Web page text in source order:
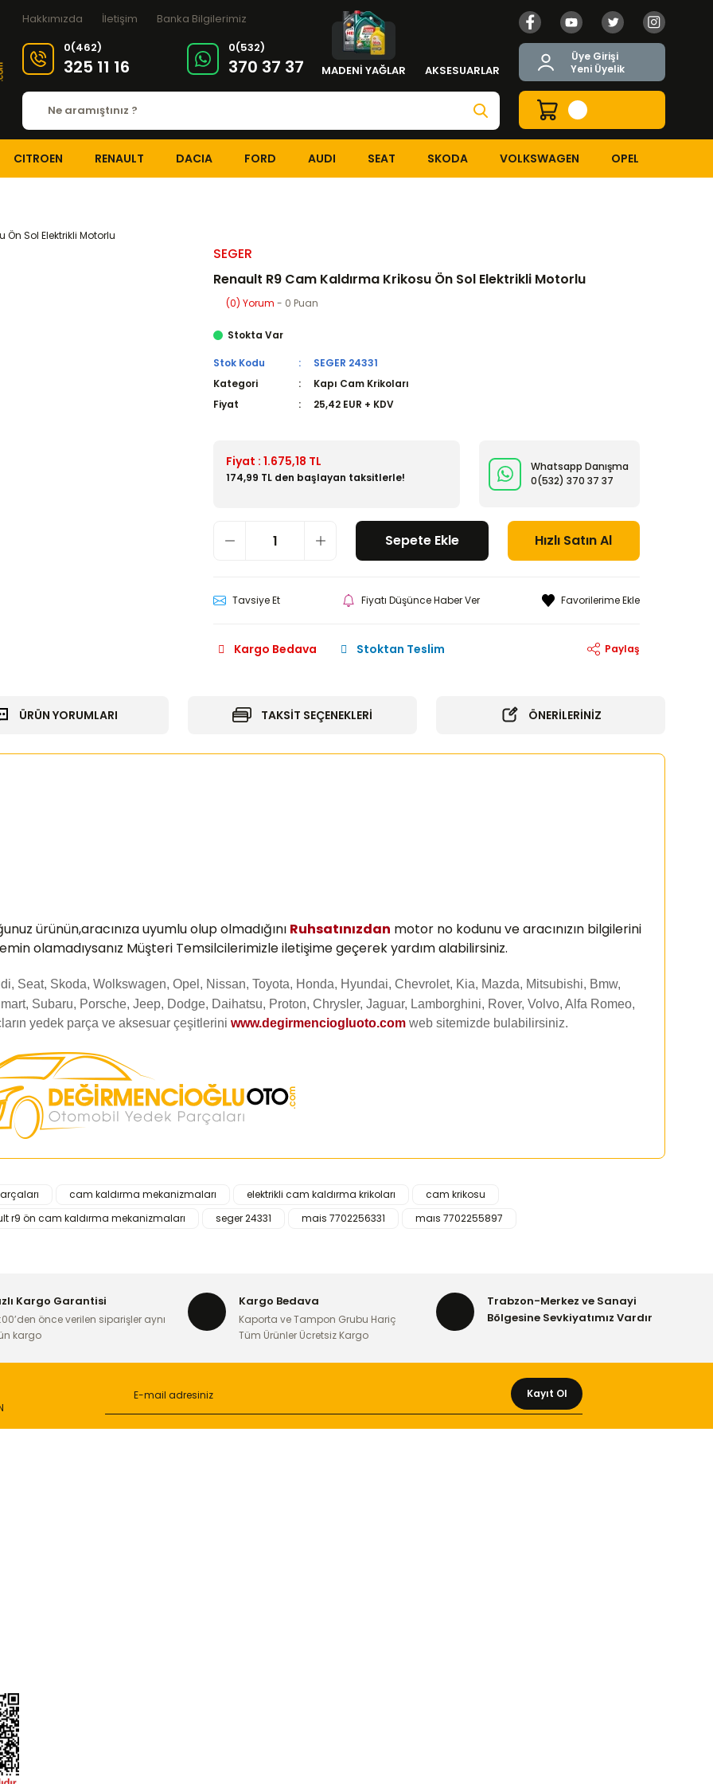
Hakkımızda İletişim
Banka Bilgilerimiz
0(462)
325 11 16
0(532)
370 37 37 MADENİ YAĞLAR AKSESUARLAR
Üye Girişi
Yeni Üyelik
CITROEN RENAULT DACIA FORD AUDI SEAT SKODA VOLKSWAGEN OPEL
SEGER
Renault R9 Cam Kaldırma Krikosu Ön Sol Elektrikli Motorlu
(0) Yorum - 0 Puan
Stokta Var
Stok Kodu
SEGER 24331
Kategori
Kapı Cam Krikoları
Fiyat
25,42 EUR + KDV
Fiyat : 1.675,18 TL
174,99 TL den başlayan taksitlerle!
Whatsapp Danışma
0(532) 370 37 37
Sepete Ekle Hızlı Satın Al
Tavsiye Et Fiyatı Düşünce Haber Ver
Kargo Bedava Stoktan Teslim Paylaş
ÜRÜN YORUMLARI TAKSİT SEÇENEKLERİ ÖNERİLERİNİZ
ürünün,aracınıza uyumlu olup olmadığını Ruhsatınızdan motor no kodunu ve aracınızın bilgilerini
olamadıysanız Müşteri Temsilcilerimizle iletişime geçerek yardım alabilirsiniz.
Seat, Skoda, Wolkswagen, Opel, Nissan, Toyota, Honda, Hyundai, Chevrolet, Kia, Mazda, Mitsubishi, Bmw,
Subaru, Porsche, Jeep, Dodge, Daihatsu, Proton, Chrysler, Jaguar, Lamborghini, Rover, Volvo, Alfa Romeo,
yedek parça ve aksesuar çeşitlerini www.degirmenciogluoto.com web sitemizde bulabilirsiniz.
konularda yetersiz gördüğünüz noktaları öneri formunu kullanarak tarafımıza iletebilirsiniz.
cam kaldırma mekanizmaları elektrikli cam kaldırma krikoları
cam krikosu
r9 ön cam kaldırma mekanizmaları seger 24331 mais 7702256331 maıs 7702255897
Kargo Garantisi
önce verilen siparişler aynı
kargo
Kargo Bedava
Kaporta ve Tampon Grubu Hariç
Tüm Ürünler Ücretsiz Kargo
Trabzon-Merkez ve Sanayi
Bölgesine Sevkiyatımız Vardır
Kayıt Ol